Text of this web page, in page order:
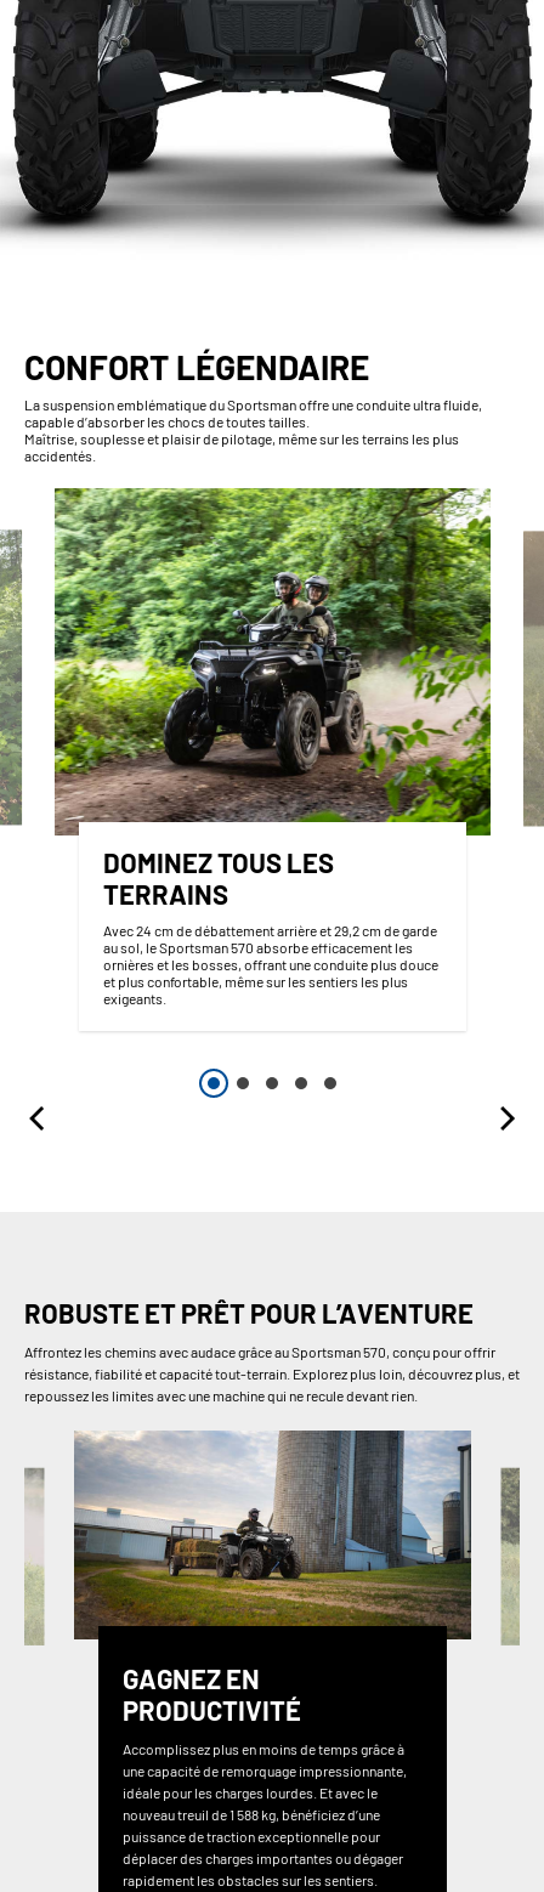
CONFORT LÉGENDAIRE
La suspension emblématique du Sportsman offre une conduite ultra fluide,
capable d’absorber les chocs de toutes tailles.
Maîtrise, souplesse et plaisir de pilotage, même sur les terrains les plus
accidentés.
DOMINEZ TOUS LES
TERRAINS
Avec 24 cm de débattement arrière et 29,2 cm de garde
au sol, le Sportsman 570 absorbe efficacement les
ornières et les bosses, offrant une conduite plus douce
et plus confortable, même sur les sentiers les plus
exigeants.
ROBUSTE ET PRÊT POUR L’AVENTURE
Affrontez les chemins avec audace grâce au Sportsman 570, conçu pour offrir
résistance, fiabilité et capacité tout-terrain. Explorez plus loin, découvrez plus, et
repoussez les limites avec une machine qui ne recule devant rien.
GAGNEZ EN
PRODUCTIVITÉ
Accomplissez plus en moins de temps grâce à
une capacité de remorquage impressionnante,
idéale pour les charges lourdes. Et avec le
nouveau treuil de 1 588 kg, bénéficiez d’une
puissance de traction exceptionnelle pour
déplacer des charges importantes ou dégager
rapidement les obstacles sur les sentiers.